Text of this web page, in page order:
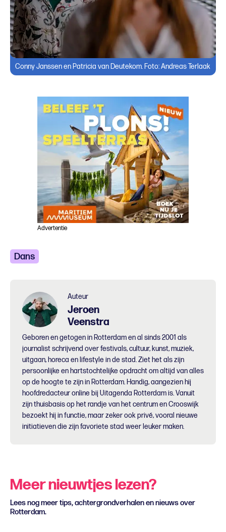
Conny Janssen en Patricia van Deutekom. Foto: Andreas Terlaak
Advertentie
Dans
Auteur
Jeroen
Veenstra
Geboren en getogen in Rotterdam en al sinds 2001 als
journalist schrijvend over festivals, cultuur, kunst, muziek,
uitgaan, horeca en lifestyle in de stad. Ziet het als zijn
persoonlijke en hartstochtelijke opdracht om altijd van alles
op de hoogte te zijn in Rotterdam. Handig, aangezien hij
hoofdredacteur online bij Uitagenda Rotterdam is. Vanuit
zijn thuisbasis op het randje van het centrum en Crooswijk
bezoekt hij in functie, maar zeker ook privé, vooral nieuwe
initiatieven die zijn favoriete stad weer leuker maken.
Meer nieuwtjes lezen?
Lees nog meer tips, achtergrondverhalen en nieuws over
Rotterdam.